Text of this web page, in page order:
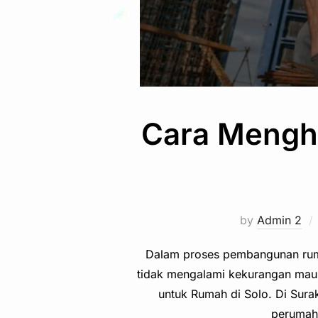
Cara
by Admin 2
Dalam proses pembangunan
tidak mengalami kekurangan
untuk Rumah di Solo. Di